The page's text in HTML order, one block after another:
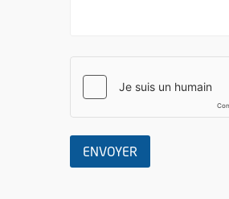
ENVOYER